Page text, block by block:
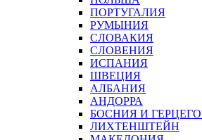
ПОРТУГАЛИЯ
РУМЫНИЯ
СЛОВАКИЯ
СЛОВЕНИЯ
ИСПАНИЯ
ШВЕЦИЯ
АЛБАНИЯ
АНДОРРА
БОСНИЯ И
ЛИХТЕНШТЕЙН